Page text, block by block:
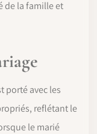
de la famille et
porté avec les
reflétant le
le marié